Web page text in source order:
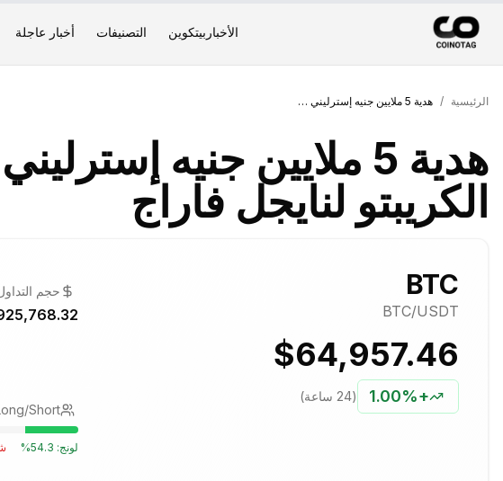
الأخبار بيتكوين التصنيفات أخبار عاجلة
الرئيسية / هدية 5 ملايين جنيه إسترليني من ملياردير الكريبتو لنايجل فاراج
هدية 5 ملايين جنيه
الكريبتو لنايجل فاراج
BTC
BTC/USDT
$64,957.46
+
1.00% (24 ساعة)
حجم التداول
Short
لونج: 54.3
%